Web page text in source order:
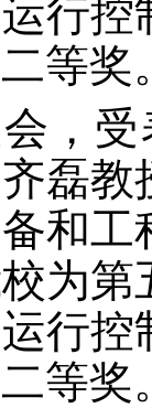
行
等奖
，
磊
和工
为第
行
等奖